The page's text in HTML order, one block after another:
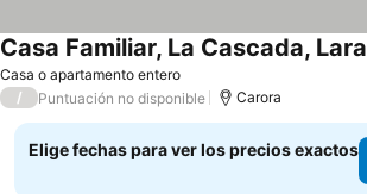
Casa o apartamento entero
Casa Familiar, La Cascada, Lara
/ Puntuación no disponible Carora
Elige fechas para ver los precios exactos